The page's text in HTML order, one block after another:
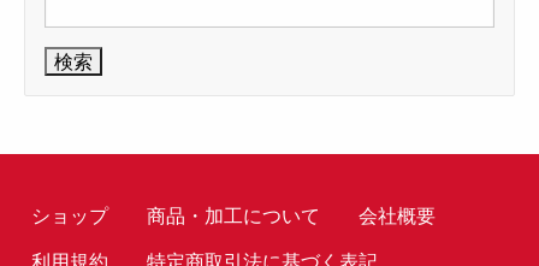
索:
ショップ 商品・加工について
会社概要